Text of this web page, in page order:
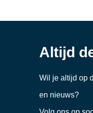
Altijd
Wil je altijd op
en nieuws?